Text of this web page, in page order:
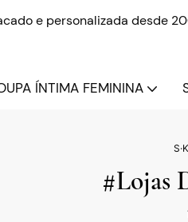
e personalizada desde
ÍNTIMA FEMININA
#Lojas